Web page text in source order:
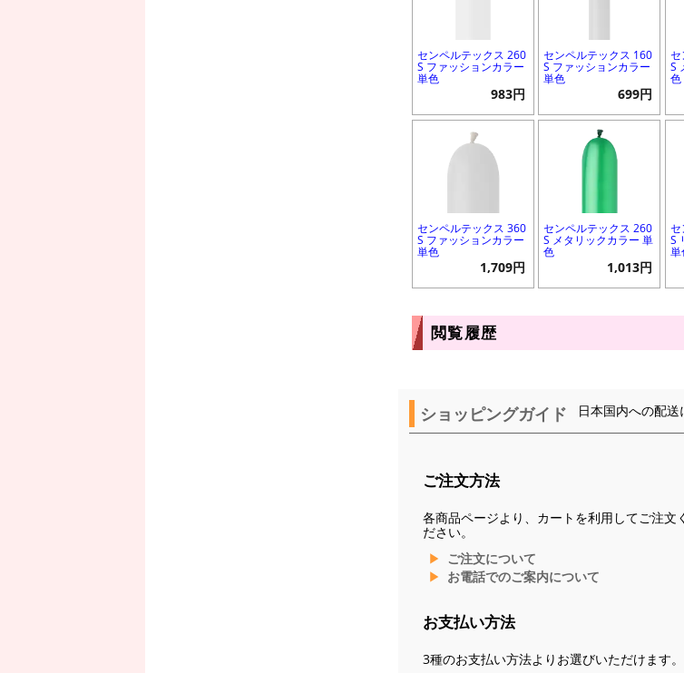
センペルテックス 260
S ファッションカラー
単色
983円
センペルテックス 160
S ファッションカラー
単色
699円
セ
S
色
センペルテックス 360
S ファッションカラー
単色
1,709円
センペルテックス 260
S メタリックカラー 単
色
1,013円
セ
S
単
閲覧履歴
ショッピングガイド 日本国内への配
ご注文方法
各商品ページより、カートを利用してご注文く
ださい。
ご注文について
お電話でのご案内について
お支払い方法
3種のお支払い方法よりお選びいただけます。